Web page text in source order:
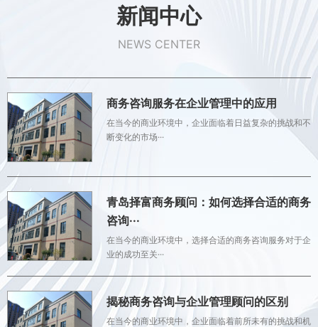
新闻中心
NEWS CENTER
商务咨询服务在企业管理中的应用
在当今的商业环境中，企业面临着日益复杂的挑战和不
断变化的市场···
青岛择富商务顾问：如何选择合适的商务
咨询···
在当今的商业环境中，选择合适的商务咨询服务对于企
业的成功至关···
揭秘商务咨询与企业管理顾问的区别
在当今的商业环境中，企业面临着前所未有的挑战和机